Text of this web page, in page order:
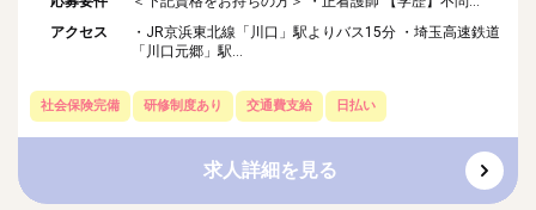
アクセス
・JR京浜東北線「川口」駅よりバス15分 ・埼玉高速鉄道
「川口元郷」駅...
社会保険完備 研修制度あり 交通費支給 日払い
求人詳細を見る